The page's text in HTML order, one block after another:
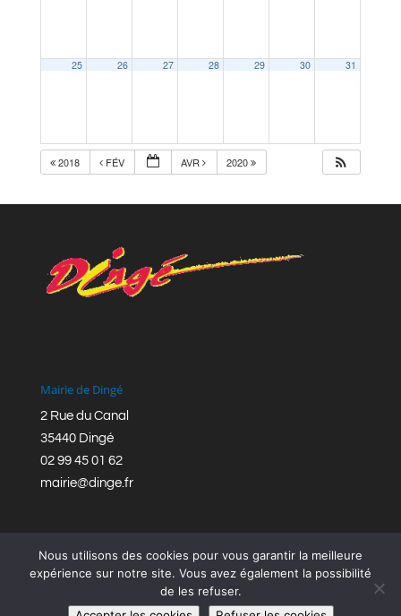
25 26 27 28 29 30 31
2018 FÉV AVR 2020
Mairie de Dingé
2 Rue du Canal
35440 Dingé
02 99 45 01 62
mairie@dinge.fr
Réalisation © Mairie de Dingé,Bretagne Romantique
Nous utilisons des cookies pour vous garantir la meilleure
expérience sur notre site. Vous avez également la possibilité
de les refuser.